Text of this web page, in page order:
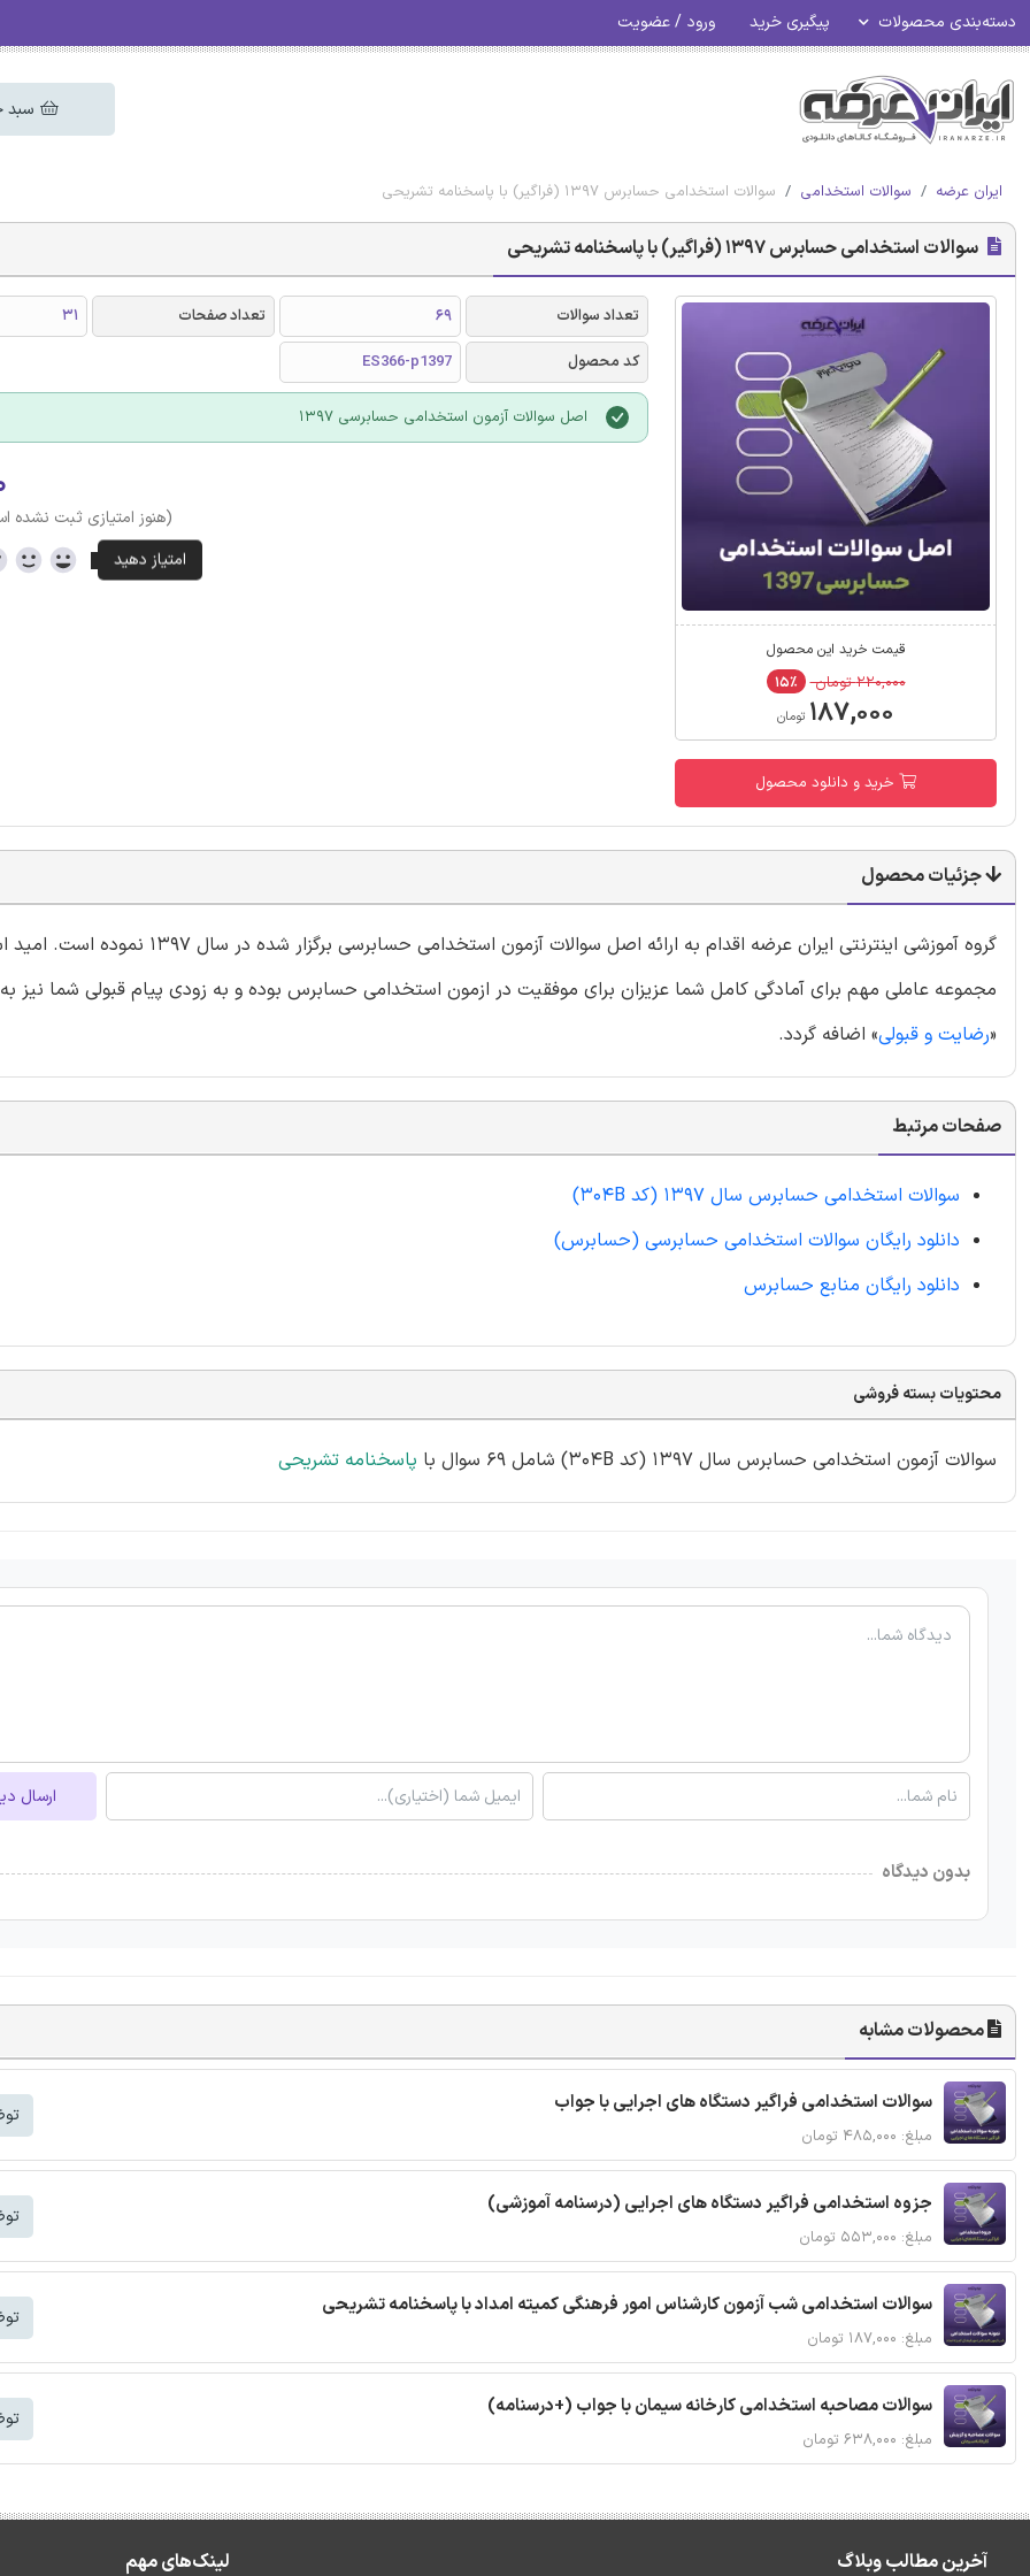
دسته‌بندی محصولات پیگیری خرید ورود / عضویت
سبد
ایران عرضه سوالات استخدامی سوالات استخدامی حسابرس 1397 (فراگیر) با پاسخنامه تشریحی
سوالات استخدامی حسابرس 1397 (فراگیر) با پاسخنامه تشریحی
قیمت خرید این محصول
۲۲۰,۰۰۰ تومان ۱۵٪
۱۸۷,۰۰۰ تومان
خرید و دانلود محصول
تعداد سوالات 69 تعداد صفحات
31
کد محصول
ES366-p1397
اصل سوالات آزمون استخدامی حسابرسی 1397
(هنوز امتیازی ثبت نشده
جزئیات محصول
گروه آموزشی اینترنتی ایران عرضه اقدام به ارائه اصل سوالات آزمون استخدامی
مجموعه عاملی مهم برای آمادگی کامل شما عزیزان برای موفقیت در ازمون استخدامی حسابرس بوده و به زودی پیام قبولی شما نیز
«رضایت و قبولی» اضافه گردد.
صفحات مرتبط
سوالات استخدامی حسابرس سال 1397 (کد 304B)
دانلود رایگان سوالات استخدامی حسابرسی (حسابرس)
دانلود رایگان منابع حسابرس
محتویات بسته فروشی
سوالات آزمون استخدامی حسابرس سال 1397 (کد 304B) شامل 69 سوال با پاسخنامه تشریحی
ارسال
بدون دیدگاه
محصولات مشابه
سوالات استخدامی فراگیر دستگاه های اجرایی با جواب
مبلغ: ۴۸۵,۰۰۰ تومان
جزوه استخدامی فراگیر دستگاه های اجرایی (درسنامه آموزشی)
مبلغ: ۵۵۳,۰۰۰ تومان
سوالات استخدامی شب آزمون کارشناس امور فرهنگی کمیته امداد با پاسخنامه تشریحی
مبلغ: ۱۸۷,۰۰۰ تومان
سوالات مصاحبه استخدامی کارخانه سیمان با جواب (+درسنامه)
مبلغ: ۶۳۸,۰۰۰ تومان
آخرین مطالب وبلاگ لینک‌های مهم